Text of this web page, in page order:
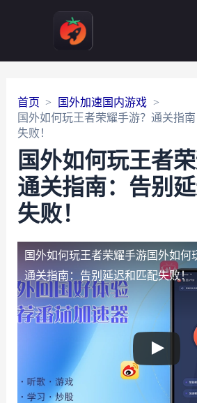
首页
国外加速国内游戏
国外如何玩王者荣耀手游？通关指
失败！
国外如何玩王者荣
通关指南：告别
失败！
国外如何玩王者荣耀手游国外如何
通关指南：告别延迟和匹配失败！